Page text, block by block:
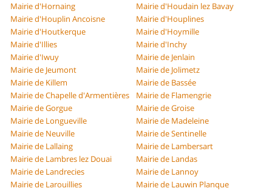
Mairie d'Hornaing
Mairie d'Houdain lez Bavay
Mairie d'Houplin Ancoisne
Mairie d'Houplines
Mairie d'Houtkerque
Mairie d'Hoymille
Mairie d'Illies
Mairie d'Inchy
Mairie d'Iwuy
Mairie de Jenlain
Mairie de Jeumont
Mairie de Jolimetz
Mairie de Killem
Mairie de Bassée
Mairie de Chapelle d'Armentières
Mairie de Flamengrie
Mairie de Gorgue
Mairie de Groise
Mairie de Longueville
Mairie de Madeleine
Mairie de Neuville
Mairie de Sentinelle
Mairie de Lallaing
Mairie de Lambersart
Mairie de Lambres lez Douai
Mairie de Landas
Mairie de Landrecies
Mairie de Lannoy
Mairie de Larouillies
Mairie de Lauwin Planque